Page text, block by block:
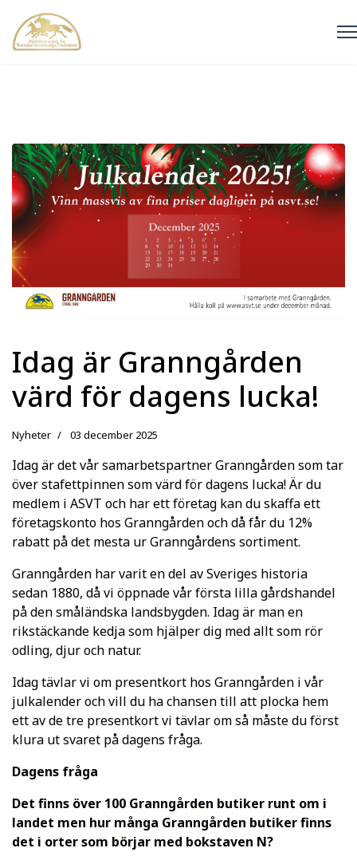
Idag är Granngården
värd för dagens lucka!
Nyheter 03 december 2025
Idag är det vår samarbetspartner Granngården som tar
över stafettpinnen som värd för dagens lucka! Är du
medlem i ASVT och har ett företag kan du skaffa ett
företagskonto hos Granngården och då får du 12%
rabatt på det mesta ur Granngårdens sortiment.
Granngården har varit en del av Sveriges historia
sedan 1880, då vi öppnade vår första lilla gårdshandel
på den småländska landsbygden. Idag är man en
rikstäckande kedja som hjälper dig med allt som rör
odling, djur och natur.
Idag tävlar vi om presentkort hos Granngården i vår
julkalender och vill du ha chansen till att plocka hem
ett av de tre presentkort vi tävlar om så måste du först
klura ut svaret på dagens fråga.
Dagens fråga
Det finns över 100 Granngården butiker runt om i
landet men hur många Granngården butiker finns
det i orter som börjar med bokstaven N?